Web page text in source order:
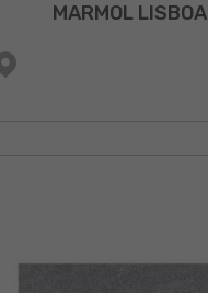
MARMOL LISBOA